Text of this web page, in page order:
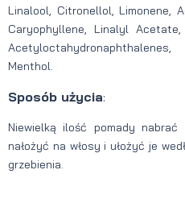
Linalool, Citronellol, Limonene,
Caryophyllene, Linalyl
Menthol.
Sposób użycia:
Niewielką ilość pomady nabrać
nałożyć na włosy i ułożyć je
grzebienia.